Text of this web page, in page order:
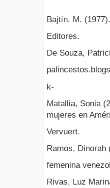
Bajtín, M.
Editores.
De Souza,
k-
Matallia, Sonia
mujeres en
Vervuert.
Ramos, Dinorah
femenina
Rivas, Luz